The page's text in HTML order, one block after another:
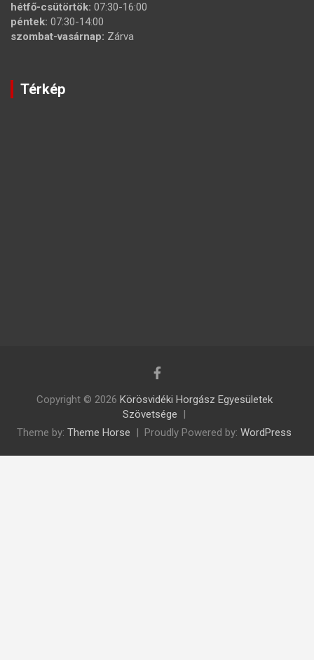
hétfő-csütörtök: 07:30-16:00
péntek: 07:30-14:00
szombat-vasárnap: Zárva
Térkép
Copyright © 2026 Körösvidéki Horgász Egyesületek
Szövetsége
Theme by: Theme Horse Proudly Powered by: WordPress